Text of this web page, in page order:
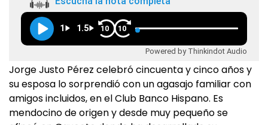
1 1.5 10 10
Powered by Thinkindot Audio
Jorge Justo Pérez celebró cincuenta y cinco años y
su esposa lo sorprendió con un agasajo familiar con
amigos incluidos, en el Club Banco Hispano. Es
mendocino de origen y desde muy pequeño se